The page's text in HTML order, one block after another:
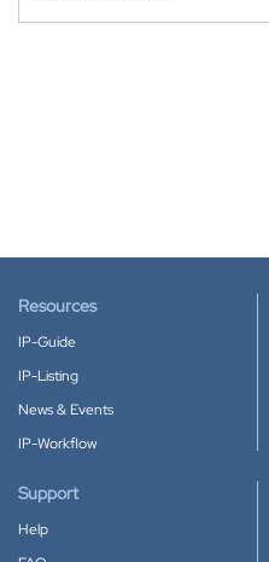
Resources
IP-Guide
IP-Listing
News & Events
IP-Workflow
Support
Help